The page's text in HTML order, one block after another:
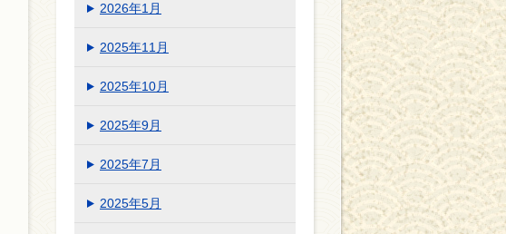
2026年1月
2025年11月
2025年10月
2025年9月
2025年7月
2025年5月